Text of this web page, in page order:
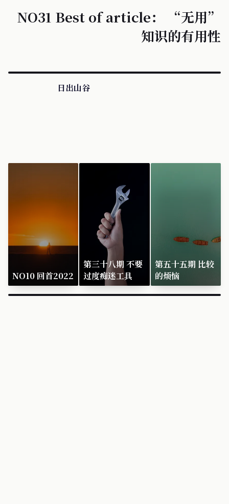
NO31 Best of article： “无用”
知识的有用性
日出山谷
NO10 回首2022
第三十八期 不要
过度痴迷工具
第五十五期 比较
的烦恼